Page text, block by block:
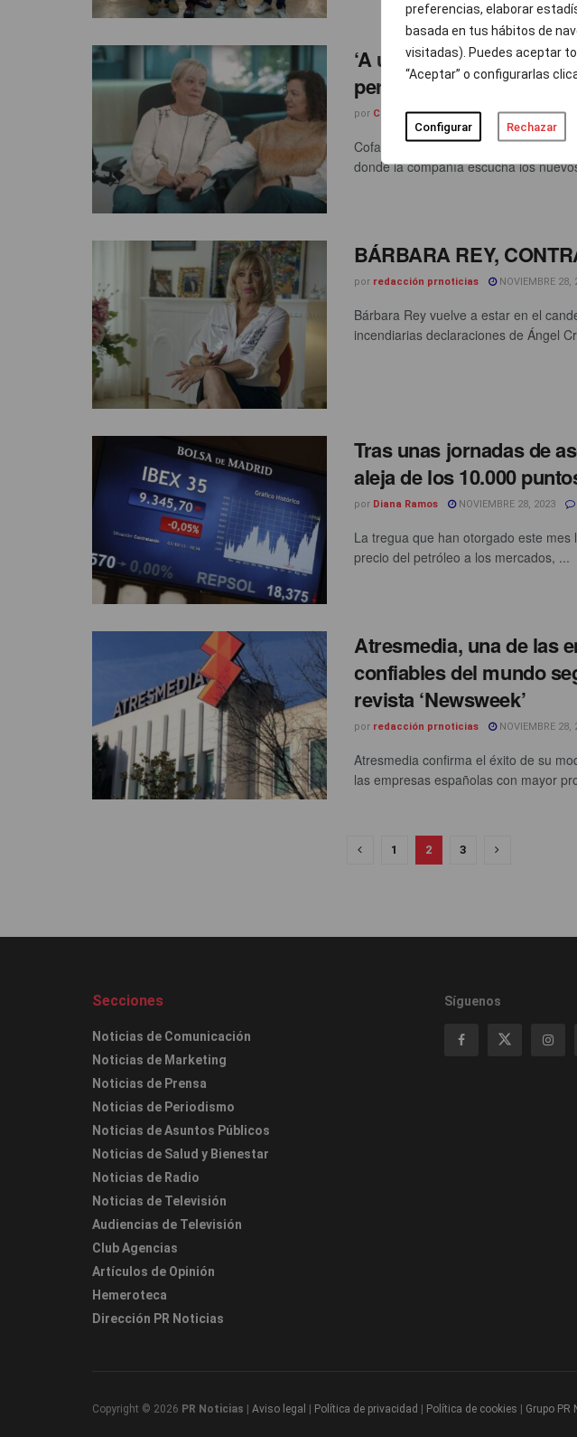
preferencias, elaborar
basada en tus hábitos de
visitadas). Puedes aceptar
“Aceptar” o configurarlas
Configurar Rechazar
‘A un paso de ti’: la
personas dependientes
por Carmen Ortega NOVIEMBRE 28, 2023
Cofares lanza un nuevo capítulo en
donde la compañía escucha los
BÁRBARA REY,
por redacción prnoticias NOVIEMBRE 28,
Bárbara Rey vuelve a estar en el
incendiarias declaraciones de Ángel
Tras unas jornadas de
aleja de los 10.000
por Diana Ramos NOVIEMBRE 28, 2023
La tregua que han otorgado este mes
precio del petróleo a los mercados, ...
Atresmedia, una de las
confiables del mundo
revista ‘Newsweek’
por redacción prnoticias NOVIEMBRE 28,
Atresmedia confirma el éxito de su
las empresas españolas con mayor
1 2 3
Secciones
Noticias de Comunicación
Noticias de Marketing
Noticias de Prensa
Noticias de Periodismo
Noticias de Asuntos Públicos
Noticias de Salud y Bienestar
Noticias de Radio
Noticias de Televisión
Audiencias de Televisión
Club Agencias
Artículos de Opinión
Hemeroteca
Dirección PR Noticias
Síguenos
Copyright © 2026 PR Noticias Aviso legal Política de privacidad Política de cookies Grupo PR